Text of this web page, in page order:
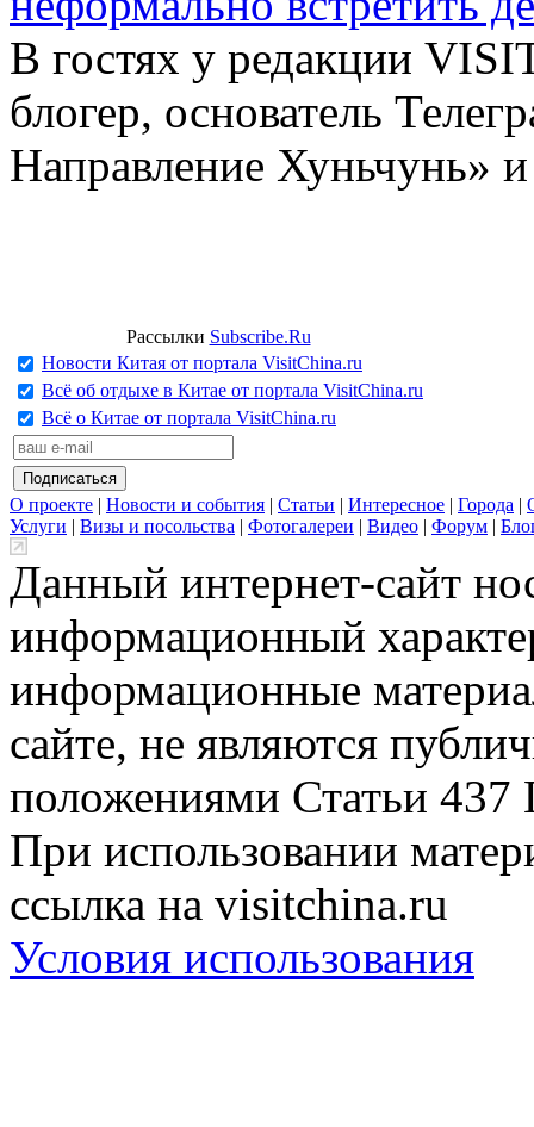
В гостях у редакции
блогер, основатель
Направление Хуньчунь»
Рассылки Subscribe.Ru
Новости Китая от портала VisitChina.ru
Всё об отдыхе в Китае от портала VisitChina.ru
Всё о Китае от портала VisitChina.ru
О проекте | Новости и события | Статьи | Интересное | Города |
Услуги | Визы и посольства | Фотогалереи | Видео | Форум |
Данный интернет-сайт
информационный
информационные
сайте, не являются
положениями Статьи 437
При использовании
ссылка на visitchina.ru
Условия использования